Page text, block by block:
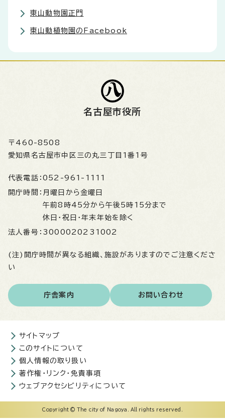
東山動物園正門
東山動植物園のFacebook
名古屋市役所
〒460-8508
愛知県名古屋市中区三の丸三丁目1番1号
代表電話： 052-961-1111
開庁時間： 月曜日から金曜日
午前8時45分から午後5時15分まで
休日・祝日・年末年始を除く
法人番号： 3000020231002
(注)開庁時間が異なる組織、施設がありますのでご注意くださ
い
庁舎案内 お問い合わせ
サイトマップ
このサイトについて
個人情報の取り扱い
著作権・リンク・免責事項
ウェブアクセシビリティについて
Copyright © The city of Nagoya. All rights reserved.